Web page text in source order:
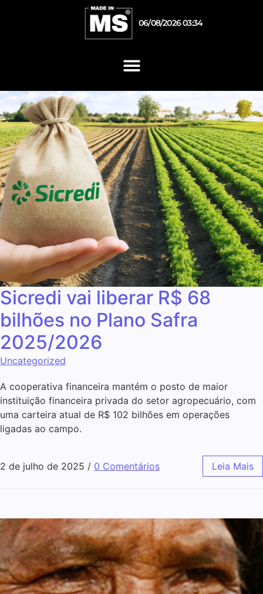
06/08/2026 03:34
Sicredi vai liberar R$ 68
bilhões no Plano Safra
2025/2026
Uncategorized
A cooperativa financeira mantém o posto de maior
instituição financeira privada do setor agropecuário, com
uma carteira atual de R$ 102 bilhões em operações
ligadas ao campo.
2 de julho de 2025 / 0 Comentários Leia Mais